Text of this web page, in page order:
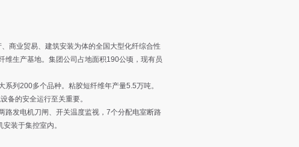
商业贸易、建筑安装为体的全国大型化纤综合性
维生产基地。集团公司占地面积190公顷，现有员
列200多个品种。粘胶短纤维年产量5.5万吨。
备的安全运行至关重要。
路发电机刀闸、开关温度监视，7个分配电室断路
装于集控室内。